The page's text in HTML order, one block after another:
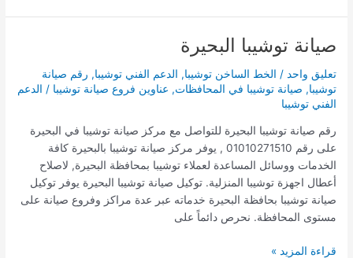
صيانة توشيبا البحيرة
تعليق واحد / الخط الساخن توشيبا, الدعم الفني توشيبا, رقم صيانة
توشيبا, صيانة توشيبا في المحافظات, عناوين فروع صيانة توشيبا / الدعم
الفني توشيبا
رقم صيانة توشيبا البحيرة للتواصل مع مركز صيانة توشيبا في البحيرة
على رقم 01010271510 , يوفر مركز صيانة توشيبا بالبحيرة كافة
الخدمات ووسائل المساعدة لعملاء توشيبا بمحافظة البحيرة, لاصلاح
أعطال اجهزة توشيبا المنزلية. توكيل صيانة توشيبا البحيرة يوفر توكيل
صيانة توشيبا بحافظة البحيرة خدماته عبر عدة مراكز وفروع صيانة على
مستوى المحافظة. نحرص دائماً على
صيانة
توشيبا
البحيرة
قراءة المزيد »